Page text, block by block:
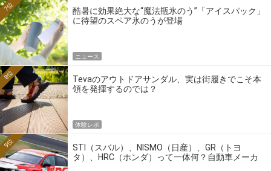
酷暑に効果絶大な“魔法瓶氷のう”「アイスパック」
に待望のスペア氷のうが登場
7位
ニュース
Tevaのアウトドアサンダル、実は街履きでこそ本
領を発揮するのでは？
8位
体験レポ
STI（スバル）、NISMO（日産）、GR（トヨ
タ）、HRC（ホンダ）って一体何？自動車メーカ
9位